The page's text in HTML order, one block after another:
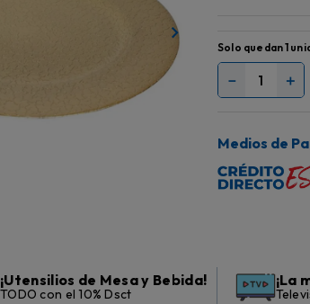
Solo quedan1
＋
－
Medios de
¡Utensilios de Mesa y Bebida!
TODO con el 10% Dsct
¡La